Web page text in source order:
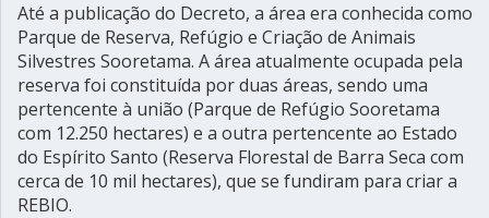
Até a publicação do Decreto, a área era conhecida como
Parque de Reserva, Refúgio e Criação de Animais
Silvestres Sooretama. A área atualmente ocupada pela
reserva foi constituída por duas áreas, sendo uma
pertencente à união (Parque de Refúgio Sooretama
com 12.250 hectares) e a outra pertencente ao Estado
do Espírito Santo (Reserva Florestal de Barra Seca com
cerca de 10 mil hectares), que se fundiram para criar a
REBIO.